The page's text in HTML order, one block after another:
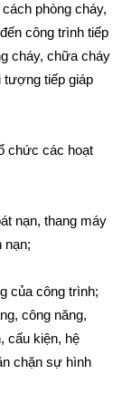
phòng cháy,
công trình tiếp
cháy, chữa cháy
tượng tiếp giáp
chức các hoạt
nạn, thang máy
nạn;
của công trình;
công năng,
cấu kiện, hệ
chặn sự hình